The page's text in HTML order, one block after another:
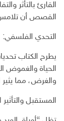
القارئ بالتأثر
القصص أن تلامس
التحدي الفلسفي:
يطرح الكتاب
الحياة والغموض
والغرض، مما
المستقبل والتأثير